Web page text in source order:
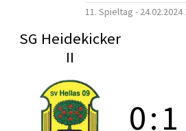
11. Spieltag - 24.02.2024
SG Heidekicker
II
0:1